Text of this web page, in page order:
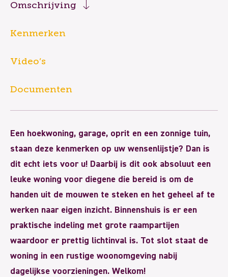
Omschrijving
Kenmerken
Video’s
Documenten
Een hoekwoning, garage, oprit en een zonnige tuin,
staan deze kenmerken op uw wensenlijstje? Dan is
dit echt iets voor u! Daarbij is dit ook absoluut een
leuke woning voor diegene die bereid is om de
handen uit de mouwen te steken en het geheel af te
werken naar eigen inzicht. Binnenshuis is er een
praktische indeling met grote raampartijen
waardoor er prettig lichtinval is. Tot slot staat de
woning in een rustige woonomgeving nabij
dagelijkse voorzieningen. Welkom!